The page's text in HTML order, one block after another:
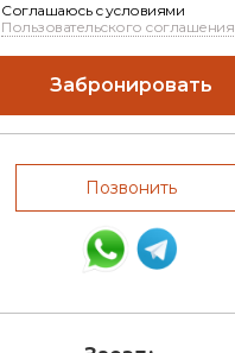
Соглашаюсь с условиями
Пользовательского соглашения
Позвонить